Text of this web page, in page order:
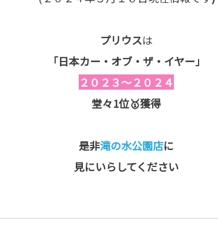
プリウスは
「日本カー・オブ・ザ・イヤー」
２０２３～２０２４
堂々1位🥇獲得
是非滝の水公園店に
見にいらしてください